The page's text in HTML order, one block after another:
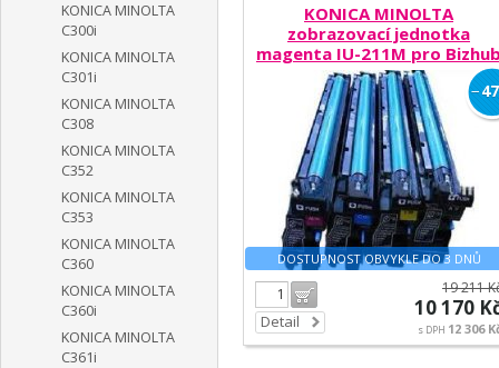
KONICA MINOLTA
zobrazovací jednotka
magenta IU-211M pro
C203/ Bizhub C253
DOSTUPNOST OBVYKLE DO 3 DNŮ
−47
Detail
19 211
10 170
s DPH 12 306
KONICA MINOLTA
C300i
KONICA MINOLTA
C301i
KONICA MINOLTA
C308
KONICA MINOLTA
C352
KONICA MINOLTA
C353
KONICA MINOLTA
C360
KONICA MINOLTA
C360i
KONICA MINOLTA
C361i